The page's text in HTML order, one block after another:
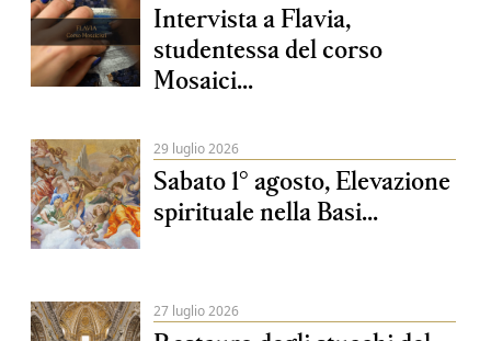
Intervista a Flavia,
studentessa del corso
Mosaici...
29 luglio 2026
Sabato 1° agosto, Elevazione
spirituale nella Basi...
27 luglio 2026